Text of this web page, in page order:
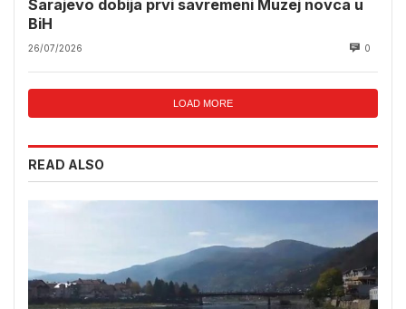
Sarajevo dobija prvi savremeni Muzej novca u
BiH
26/07/2026 0
LOAD MORE
READ ALSO